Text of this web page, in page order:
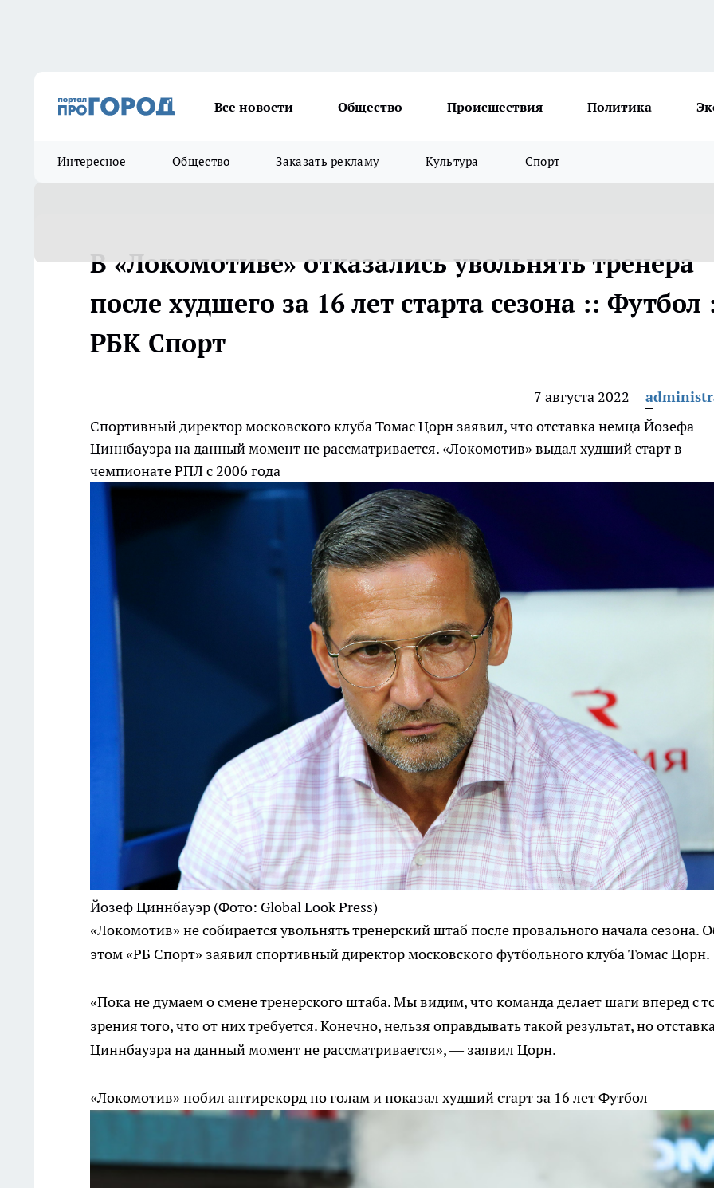
Все новости Общество Происшествия Политика
Интересное Общество Заказать рекламу Культура Спорт
В «Локомотиве» отказались увольнять тренера
после худшего за 16 лет старта сезона :: Футбол
РБК Спорт
7 августа 2022
Спортивный директор московского клуба Томас Цорн заявил, что отставка немца Йозефа
Циннбауэра на данный момент не рассматривается. «Локомотив» выдал худший старт в
чемпионате РПЛ с 2006 года
Йозеф Циннбауэр (Фото: Global Look Press)
«Локомотив» не собирается увольнять тренерский штаб после провального начала сезона.
этом «РБ Спорт» заявил спортивный директор московского футбольного клуба Томас Цорн.
«Пока не думаем о смене тренерского штаба. Мы видим, что команда делает шаги вперед с
зрения того, что от них требуется. Конечно, нельзя оправдывать такой результат, но
Циннбауэра на данный момент не рассматривается», — заявил Цорн.
«Локомотив» побил антирекорд по голам и показал худший старт за 16 летФутбол